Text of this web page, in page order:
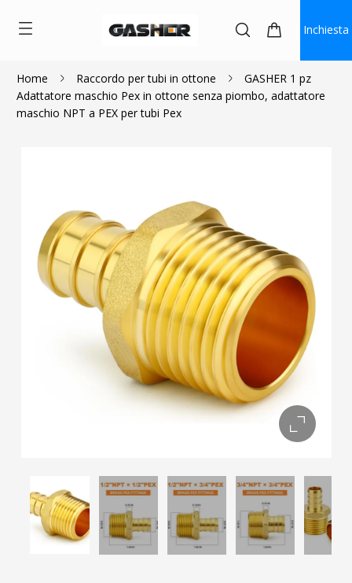
Inchiesta
Home Raccordo per tubi in ottone
GASHER 1 pz
Adattatore maschio Pex in ottone senza piombo, adattatore
maschio NPT a PEX per tubi Pex
$2.14~$3.17